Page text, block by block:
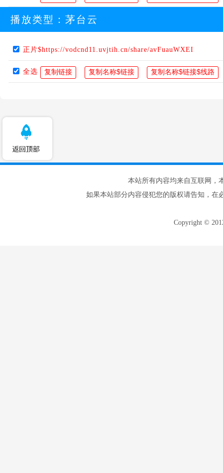
播放类型： 茅台云
正片$https://vodcnd11.uvjtih.cn/share/avFuauWXEI
全选
本站所有内容均来自互联网，
如果本站部分内容侵犯您的版权请告知，在
Copyright ©